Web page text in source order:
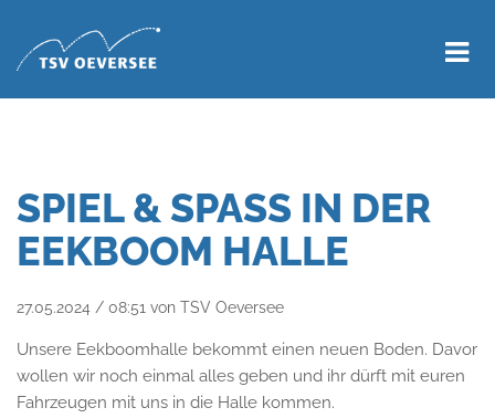
SPIEL & SPASS IN DER E
EKBOOM HALLE
27.05.2024 / 08:51 von TSV Oeversee
Unsere Eekboomhalle bekommt einen neuen Boden. Davor
wollen wir noch einmal alles geben und ihr dürft mit euren
Fahrzeugen mit uns in die Halle kommen.